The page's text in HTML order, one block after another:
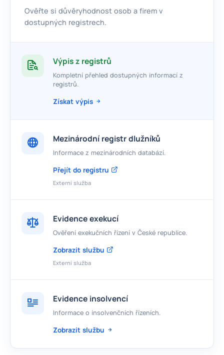
Ověřte si důvěryhodnost osob a firem v
dostupných registrech.
Výpis z registrů
Kompletní přehled dostupných informací z
registrů.
Získat výpis
Mezinárodní registr dlužníků
Informace z mezinárodních databází.
Přejít do registru
Externí služba
Evidence exekucí
Ověření exekučních řízení v České republice.
Zobrazit službu
Externí služba
Evidence insolvencí
Informace o insolvenčních řízeních.
Zobrazit službu